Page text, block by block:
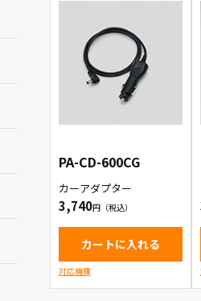
PA-CD-600CG
カーアダプター
3,740
カートに入れる
対応機種